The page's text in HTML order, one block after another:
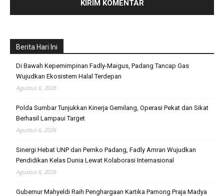
Berita Hari Ini
Di Bawah Kepemimpinan Fadly-Maigus, Padang Tancap Gas
Wujudkan Ekosistem Halal Terdepan
Agustus 6, 2026
Polda Sumbar Tunjukkan Kinerja Gemilang, Operasi Pekat dan Sikat
Berhasil Lampaui Target
Agustus 6, 2026
Sinergi Hebat UNP dan Pemko Padang, Fadly Amran Wujudkan
Pendidikan Kelas Dunia Lewat Kolaborasi Internasional
Agustus 6, 2026
Gubernur Mahyeldi Raih Penghargaan Kartika Pamong Praja Madya